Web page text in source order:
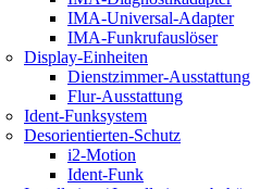
IMA-Universal-Adapter
IMA-Funkrufauslöser
Display-Einheiten
Dienstzimmer-Ausstattung
Flur-Ausstattung
Ident-Funksystem
Desorientierten-Schutz
i2-Motion
Ident-Funk